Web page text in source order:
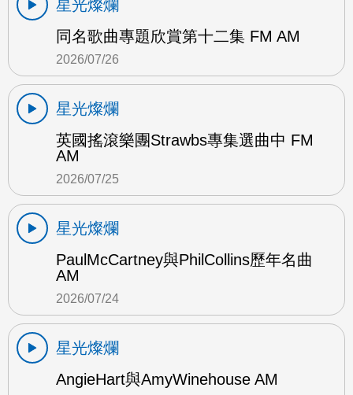
星光燦爛
同名歌曲專題欣賞第十二集 FM AM
2026/07/26
星光燦爛
英國搖滾樂團Strawbs專集選曲中 FM
AM
2026/07/25
星光燦爛
PaulMcCartney與PhilCollins歷年名曲
AM
2026/07/24
星光燦爛
AngieHart與AmyWinehouse AM